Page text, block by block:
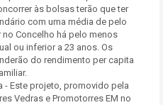
às bolsas terão que ter
com uma média de pelo
Concelho há pelo menos
ou inferior a 23 anos. Os
do rendimento per capita
- Este projeto, promovido pela
Vedras e Promotorres EM no